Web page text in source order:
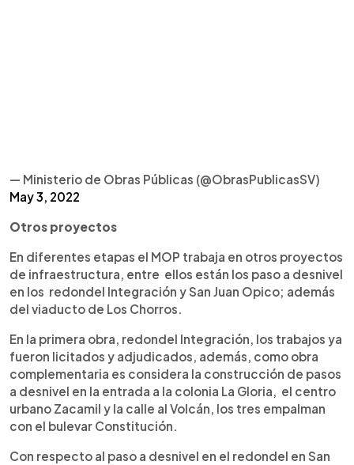
— Ministerio de Obras Públicas (@ObrasPublicasSV)
May 3, 2022
Otros proyectos
En diferentes etapas el MOP trabaja en otros proyectos
de infraestructura, entre ellos están los paso a desnivel
en los redondel Integración y San Juan Opico; además
del viaducto de Los Chorros.
En la primera obra, redondel Integración, los trabajos ya
fueron licitados y adjudicados, además, como obra
complementaria es considera la construcción de pasos
a desnivel en la entrada a la colonia La Gloria, el centro
urbano Zacamil y la calle al Volcán, los tres empalman
con el bulevar Constitución.
Con respecto al paso a desnivel en el redondel en San